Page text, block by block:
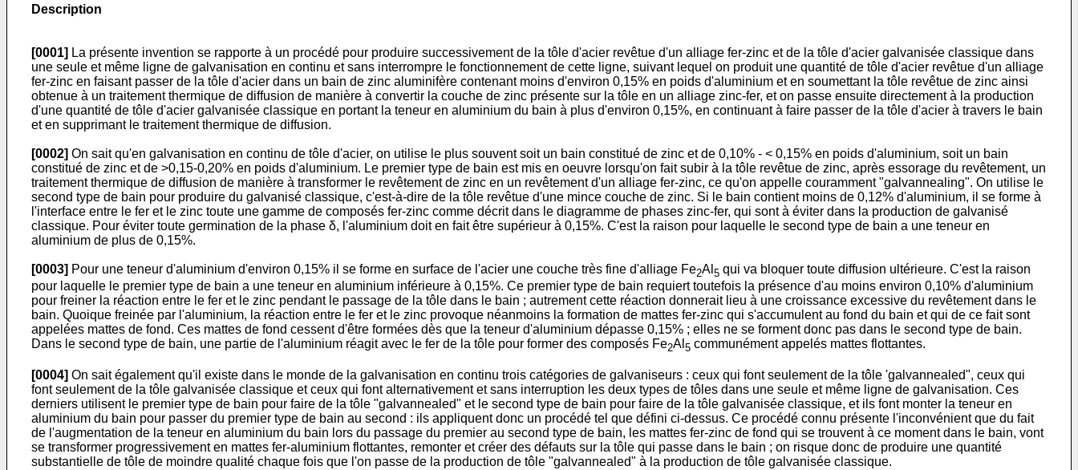
Description
[0001] La présente invention se rapporte à un procédé pour produire successivement de la tôle d'acier revêtue d'un alliage fer-zinc et de la tôle d'acier galvanisée classique dans
une seule et même ligne de galvanisation en continu et sans interrompre le fonctionnement de cette ligne, suivant lequel on produit une quantité de tôle d'acier revêtue d'un alliage
fer-zinc en faisant passer de la tôle d'acier dans un bain de zinc aluminifère contenant moins d'environ 0,15% en poids d'aluminium et en soumettant la tôle revêtue de zinc ainsi
obtenue à un traitement thermique de diffusion de manière à convertir la couche de zinc présente sur la tôle en un alliage zinc-fer, et on passe ensuite directement à la production
d'une quantité de tôle d'acier galvanisée classique en portant la teneur en aluminium du bain à plus d'environ 0,15%, en continuant à faire passer de la tôle d'acier à travers le bain
et en supprimant le traitement thermique de diffusion.
[0002] On sait qu'en galvanisation en continu de tôle d'acier, on utilise le plus souvent soit un bain constitué de zinc et de 0,10% - < 0,15% en poids d'aluminium, soit un bain
constitué de zinc et de >0,15-0,20% en poids d'aluminium. Le premier type de bain est mis en oeuvre lorsqu'on fait subir à la tôle revêtue de zinc, après essorage du revêtement, un
traitement thermique de diffusion de manière à transformer le revêtement de zinc en un revêtement d'un alliage fer-zinc, ce qu'on appelle couramment "galvannealing". On utilise le
second type de bain pour produire du galvanisé classique, c'est-à-dire de la tôle revêtue d'une mince couche de zinc. Si le bain contient moins de 0,12% d'aluminium, il se forme à
l'interface entre le fer et le zinc toute une gamme de composés fer-zinc comme décrit dans le diagramme de phases zinc-fer, qui sont à éviter dans la production de galvanisé
classique. Pour éviter toute germination de la phase δ, l'aluminium doit en fait être supérieur à 0,15%. C'est la raison pour laquelle le second type de bain a une teneur en
aluminium de plus de 0,15%.
[0003] Pour une teneur d'aluminium d'environ 0,15% il se forme en surface de l'acier une couche très fine d'alliage Fe2Al 5 qui va bloquer toute diffusion ultérieure. C'est la raison
pour laquelle le premier type de bain a une teneur en aluminium inférieure à 0,15%. Ce premier type de bain requiert toutefois la présence d'au moins environ 0,10% d'aluminium
pour freiner la réaction entre le fer et le zinc pendant le passage de la tôle dans le bain ; autrement cette réaction donnerait lieu à une croissance excessive du revêtement dans le
bain. Quoique freinée par l'aluminium, la réaction entre le fer et le zinc provoque néanmoins la formation de mattes fer-zinc qui s'accumulent au fond du bain et qui de ce fait sont
appelées mattes de fond. Ces mattes de fond cessent d'être formées dès que la teneur d'aluminium dépasse 0,15% ; elles ne se forment donc pas dans le second type de bain.
Dans le second type de bain, une partie de l'aluminium réagit avec le fer de la tôle pour former des composés Fe2Al 5 communément appelés mattes flottantes.
[0004] On sait également qu'il existe dans le monde de la galvanisation en continu trois catégories de galvaniseurs : ceux qui font seulement de la tôle 'galvannealed", ceux qui
font seulement de la tôle galvanisée classique et ceux qui font alternativement et sans interruption les deux types de tôles dans une seule et même ligne de galvanisation. Ces
derniers utilisent le premier type de bain pour faire de la tôle "galvannealed" et le second type de bain pour faire de la tôle galvanisée classique, et ils font monter la teneur en
aluminium du bain pour passer du premier type de bain au second : ils appliquent donc un procédé tel que défini ci-dessus. Ce procédé connu présente l'inconvénient que du fait
de l'augmentation de la teneur en aluminium du bain lors du passage du premier au second type de bain, les mattes fer-zinc de fond qui se trouvent à ce moment dans le bain, vont
se transformer progressivement en mattes fer-aluminium flottantes, remonter et créer des défauts sur la tôle qui passe dans le bain ; on risque donc de produire une quantité
substantielle de tôle de moindre qualité chaque fois que l'on passe de la production de tôle "galvannealed" à la production de tôle galvanisée classique.